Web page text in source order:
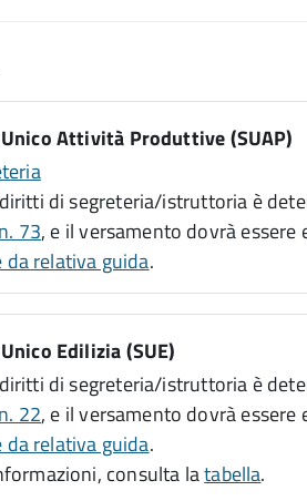
Attività Produttive (SUAP)
di segreteria/istruttoria è
73, e il versamento dovrà
da relativa guida.
Edilizia (SUE)
di segreteria/istruttoria è
22, e il versamento dovrà
da relativa guida.
consulta latabella.